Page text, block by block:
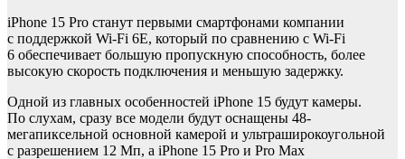
iPhone 15 Pro станут первыми смартфонами компании
с поддержкой Wi-Fi 6E, который по сравнению с Wi-Fi
6 обеспечивает большую пропускную способность, более
высокую скорость подключения и меньшую задержку.
Одной из главных особенностей iPhone 15 будут камеры.
По слухам, сразу все модели будут оснащены 48-
мегапиксельной основной камерой и ультраширокоугольной
с разрешением 12 Мп, а iPhone 15 Pro и Pro Max